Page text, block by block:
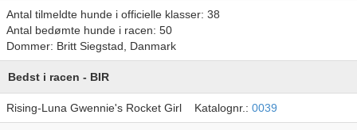
Antal tilmeldte hunde i officielle klasser: 38
Antal bedømte hunde i racen: 50
Dommer: Britt Siegstad, Danmark
Bedst i racen - BIR
Rising-Luna Gwennie's Rocket Girl Katalognr.: 0039